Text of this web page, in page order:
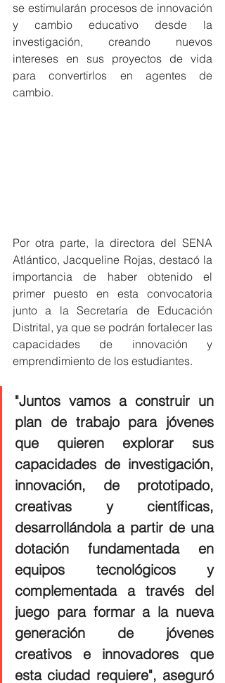
se estimularán procesos de innovación
y cambio educativo desde la
investigación, creando nuevos
intereses en sus proyectos de vida
para convertirlos en agentes de
cambio.
Por otra parte, la directora del SENA
Atlántico, Jacqueline Rojas, destacó la
importancia de haber obtenido el
primer puesto en esta convocatoria
junto a la Secretaría de Educación
Distrital, ya que se podrán fortalecer las
capacidades de innovación y
emprendimiento de los estudiantes.
"Juntos vamos a construir un
plan de trabajo para jóvenes
que quieren explorar sus
capacidades de investigación,
innovación, de prototipado,
creativas y científicas,
desarrollándola a partir de una
dotación fundamentada en
equipos tecnológicos y
complementada a través del
juego para formar a la nueva
generación de jóvenes
creativos e innovadores que
esta ciudad requiere", aseguró